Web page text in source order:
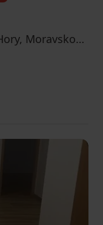
V Zátiší, Ostrava - Mariánské Hory, Moravskoslezský Region